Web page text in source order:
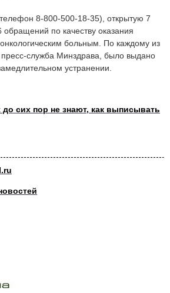
8-800-500-18-35), открытую 7
по качеству оказания
больным. По каждому из
служба Минздрава, было выдано
устранении.
до сих пор не знают, как выписывать